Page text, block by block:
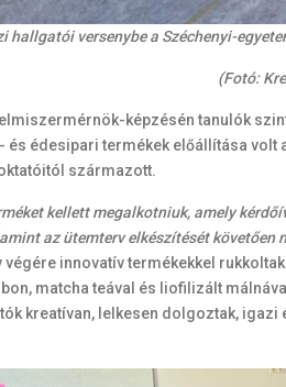
hallgatói versenybe a Széchenyi-
(Fotó:
képzésén tanulók
édesipari termékek előállítása
származott.
kellett megalkotniuk, amely
az ütemterv elkészítését követően
innovatív termékekkel
matcha teával és liofilizált
kreatívan, lelkesen dolgoztak,